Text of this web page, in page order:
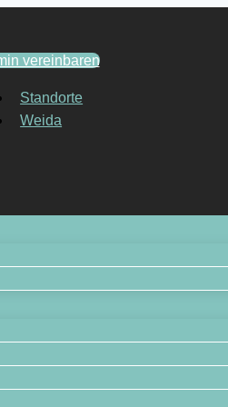
vereinbaren
Standorte
Weida